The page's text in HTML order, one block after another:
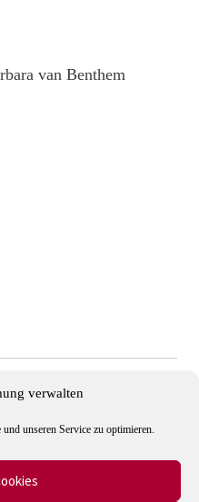
verwalten
unseren Service zu optimieren.
van Benthem